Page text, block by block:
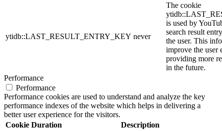
ytidb::LAST_RESULT_ENTRY_KEY never
The cookie
is used by
search result
the user. This
improve the user
providing more
in the future.
Performance
Performance
Performance cookies are used to understand and analyze the key
performance indexes of the website which helps in delivering a
better user experience for the visitors.
Cookie Duration
Description